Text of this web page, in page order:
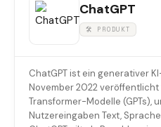
ChatGPT
🛠 PRODUKT
ChatGPT ist ein generativer
November 2022
Transformer-Modelle (GPTs),
Nutzereingaben Text,